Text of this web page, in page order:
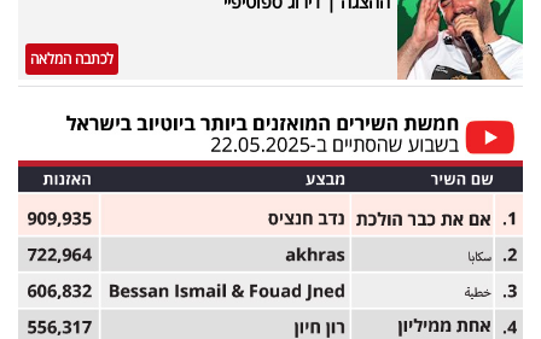
לכתבה המלאה